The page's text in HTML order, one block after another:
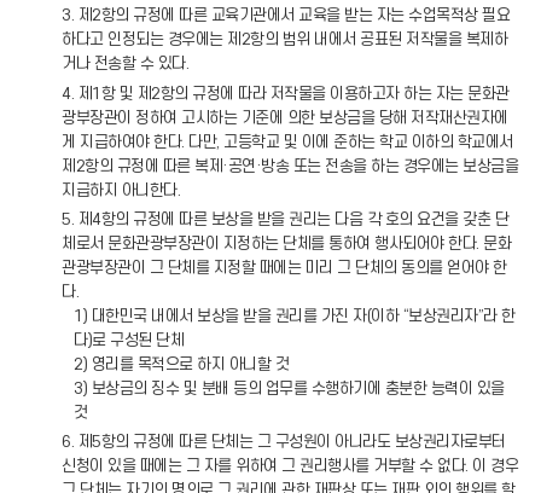
3. 제2항의 규정에 따른 교육기관에서 교육을 받는 자는 수업목적상 필요
하다고 인정되는 경우에는 제2항의 범위 내에서 공표된 저작물을 복제하
거나 전송할 수 있다.
4. 제1항 및 제2항의 규정에 따라 저작물을 이용하고자 하는 자는 문화관
광부장관이 정하여 고시하는 기준에 의한 보상금을 당해 저작재산권자에
게 지급하여야 한다. 다만, 고등학교 및 이에 준하는 학교 이하의 학교에서
제2항의 규정에 따른 복제·공연·방송 또는 전송을 하는 경우에는 보상금을
지급하지 아니한다.
5. 제4항의 규정에 따른 보상을 받을 권리는 다음 각 호의 요건을 갖춘 단
체로서 문화관광부장관이 지정하는 단체를 통하여 행사되어야 한다. 문화
관광부장관이 그 단체를 지정할 때에는 미리 그 단체의 동의를 얻어야 한
다.
1) 대한민국 내에서 보상을 받을 권리를 가진 자(이하 “보상권리자”라 한
다)로 구성된 단체
2) 영리를 목적으로 하지 아니할 것
3) 보상금의 징수 및 분배 등의 업무를 수행하기에 충분한 능력이 있을
것
6. 제5항의 규정에 따른 단체는 그 구성원이 아니라도 보상권리자로부터
신청이 있을 때에는 그 자를 위하여 그 권리행사를 거부할 수 없다. 이 경우